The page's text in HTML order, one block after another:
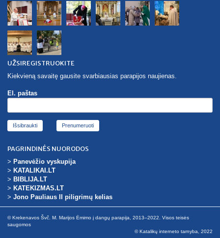
UŽSIREGISTRUOKITE
Kiekvieną savaitę gausite svarbiausias parapijos naujienas.
El. paštas
Išsibraukti
PAGRINDINĖS NUORODOS
> Panevėžio vyskupija
> KATALIKAI.LT
> BIBLIJA.LT
> KATEKIZMAS.LT
> Jono Pauliaus II piligrimų kelias
© Krekenavos Švč. M. Marijos Ėmimo į dangų parapija, 2013–2022. Visos teisės
saugomos
© Katalikų interneto tarnyba, 2022